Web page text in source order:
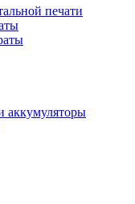
печати
аккумуляторы